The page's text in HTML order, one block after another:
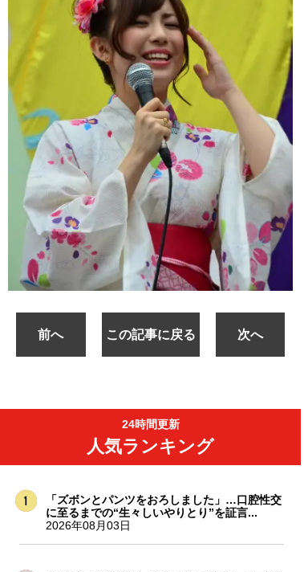
前へ この記事に戻る 次へ
24時間更新
人気ランキング
「ズボンとパンツをおろしました」…口腔性交
に至るまでの“生々しいやりとり”を証言...
2026年08月03日